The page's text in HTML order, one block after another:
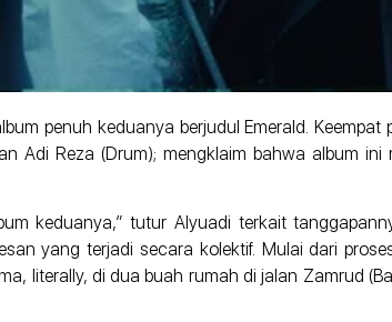
penuh keduanya berjudul Emerald. Keempat
Adi Reza (Drum); mengklaim bahwa album ini
keduanya,” tutur Alyuadi terkait
yang terjadi secara kolektif. Mulai dari
literally, di dua buah rumah di jalan Zamrud